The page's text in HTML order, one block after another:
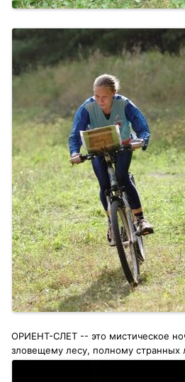
ОРИЕНТ-СЛЕТ -- это мистическое
зловещему лесу, полному странных